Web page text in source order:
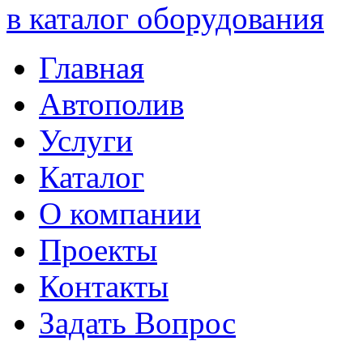
в каталог оборудования
Главная
Автополив
Услуги
Каталог
О компании
Проекты
Контакты
Задать Вопрос